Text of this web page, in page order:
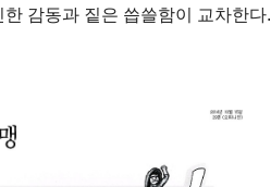
감동과 짙은 씁쓸함이 교차한다.